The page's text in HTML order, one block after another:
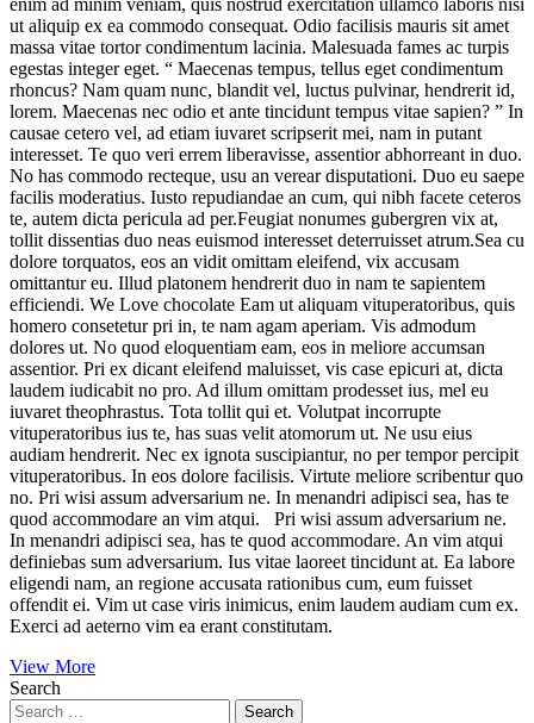
ut aliquip ex ea commodo consequat. Odio facilisis mauris sit amet
massa vitae tortor condimentum lacinia. Malesuada fames ac turpis
egestas integer eget. “ Maecenas tempus, tellus eget condimentum
rhoncus? Nam quam nunc, blandit vel, luctus pulvinar, hendrerit id,
lorem. Maecenas nec odio et ante tincidunt tempus vitae sapien? ” In
causae cetero vel, ad etiam iuvaret scripserit mei, nam in putant
interesset. Te quo veri errem liberavisse, assentior abhorreant in duo.
No has commodo recteque, usu an verear disputationi. Duo eu saepe
facilis moderatius. Iusto repudiandae an cum, qui nibh facete ceteros
te, autem dicta pericula ad per.Feugiat nonumes gubergren vix at,
tollit dissentias duo neas euismod interesset deterruisset atrum.Sea cu
dolore torquatos, eos an vidit omittam eleifend, vix accusam
omittantur eu. Illud platonem hendrerit duo in nam te sapientem
efficiendi. We Love chocolate Eam ut aliquam vituperatoribus, quis
homero consetetur pri in, te nam agam aperiam. Vis admodum
dolores ut. No quod eloquentiam eam, eos in meliore accumsan
assentior. Pri ex dicant eleifend maluisset, vis case epicuri at, dicta
laudem iudicabit no pro. Ad illum omittam prodesset ius, mel eu
iuvaret theophrastus. Tota tollit qui et. Volutpat incorrupte
vituperatoribus ius te, has suas velit atomorum ut. Ne usu eius
audiam hendrerit. Nec ex ignota suscipiantur, no per tempor percipit
vituperatoribus. In eos dolore facilisis. Virtute meliore scribentur quo
no. Pri wisi assum adversarium ne. In menandri adipisci sea, has te
quod accommodare an vim atqui. Pri wisi assum adversarium ne.
In menandri adipisci sea, has te quod accommodare. An vim atqui
definiebas sum adversarium. Ius vitae laoreet tincidunt at. Ea labore
eligendi nam, an regione accusata rationibus cum, eum fuisset
offendit ei. Vim ut case viris inimicus, enim laudem audiam cum ex.
Exerci ad aeterno vim ea erant constitutam.
View More
Search